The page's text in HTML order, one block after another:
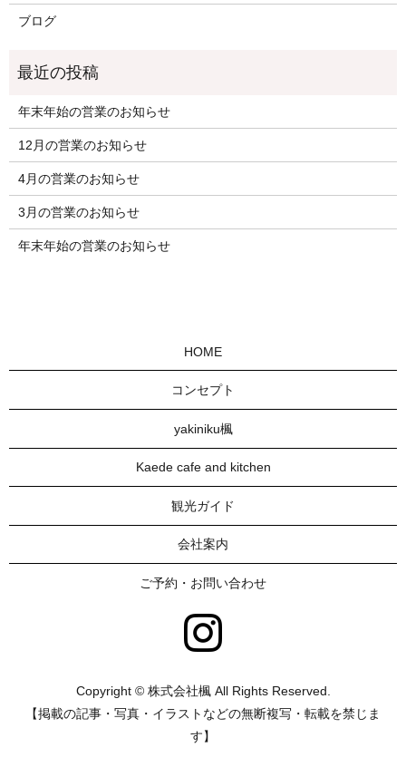
ブログ
年末年始の営業のお知らせ
12月の営業のお知らせ
4月の営業のお知らせ
3月の営業のお知らせ
年末年始の営業のお知らせ
HOME
コンセプト
yakiniku楓
Kaede cafe and kitchen
観光ガイド
会社案内
ご予約・お問い合わせ
Copyright © 株式会社楓 All Rights Reserved.
【掲載の記事・写真・イラストなどの無断複写・転載を禁じま
す】